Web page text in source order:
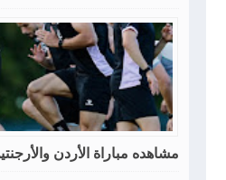
مشاهده مباراة الأردن